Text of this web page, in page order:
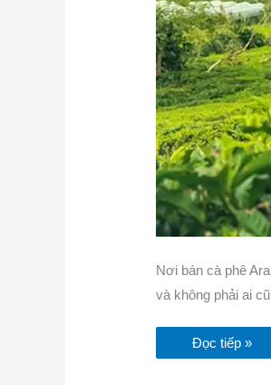
Nơi bán cà phê
và không phải ai
Đọc tiếp »